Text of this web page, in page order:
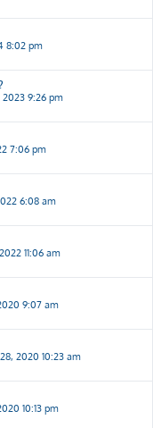
8:02 pm
9:26 pm
7:06 pm
6:08 am
11:06 am
9:07 am
2020 10:23 am
10:13 pm